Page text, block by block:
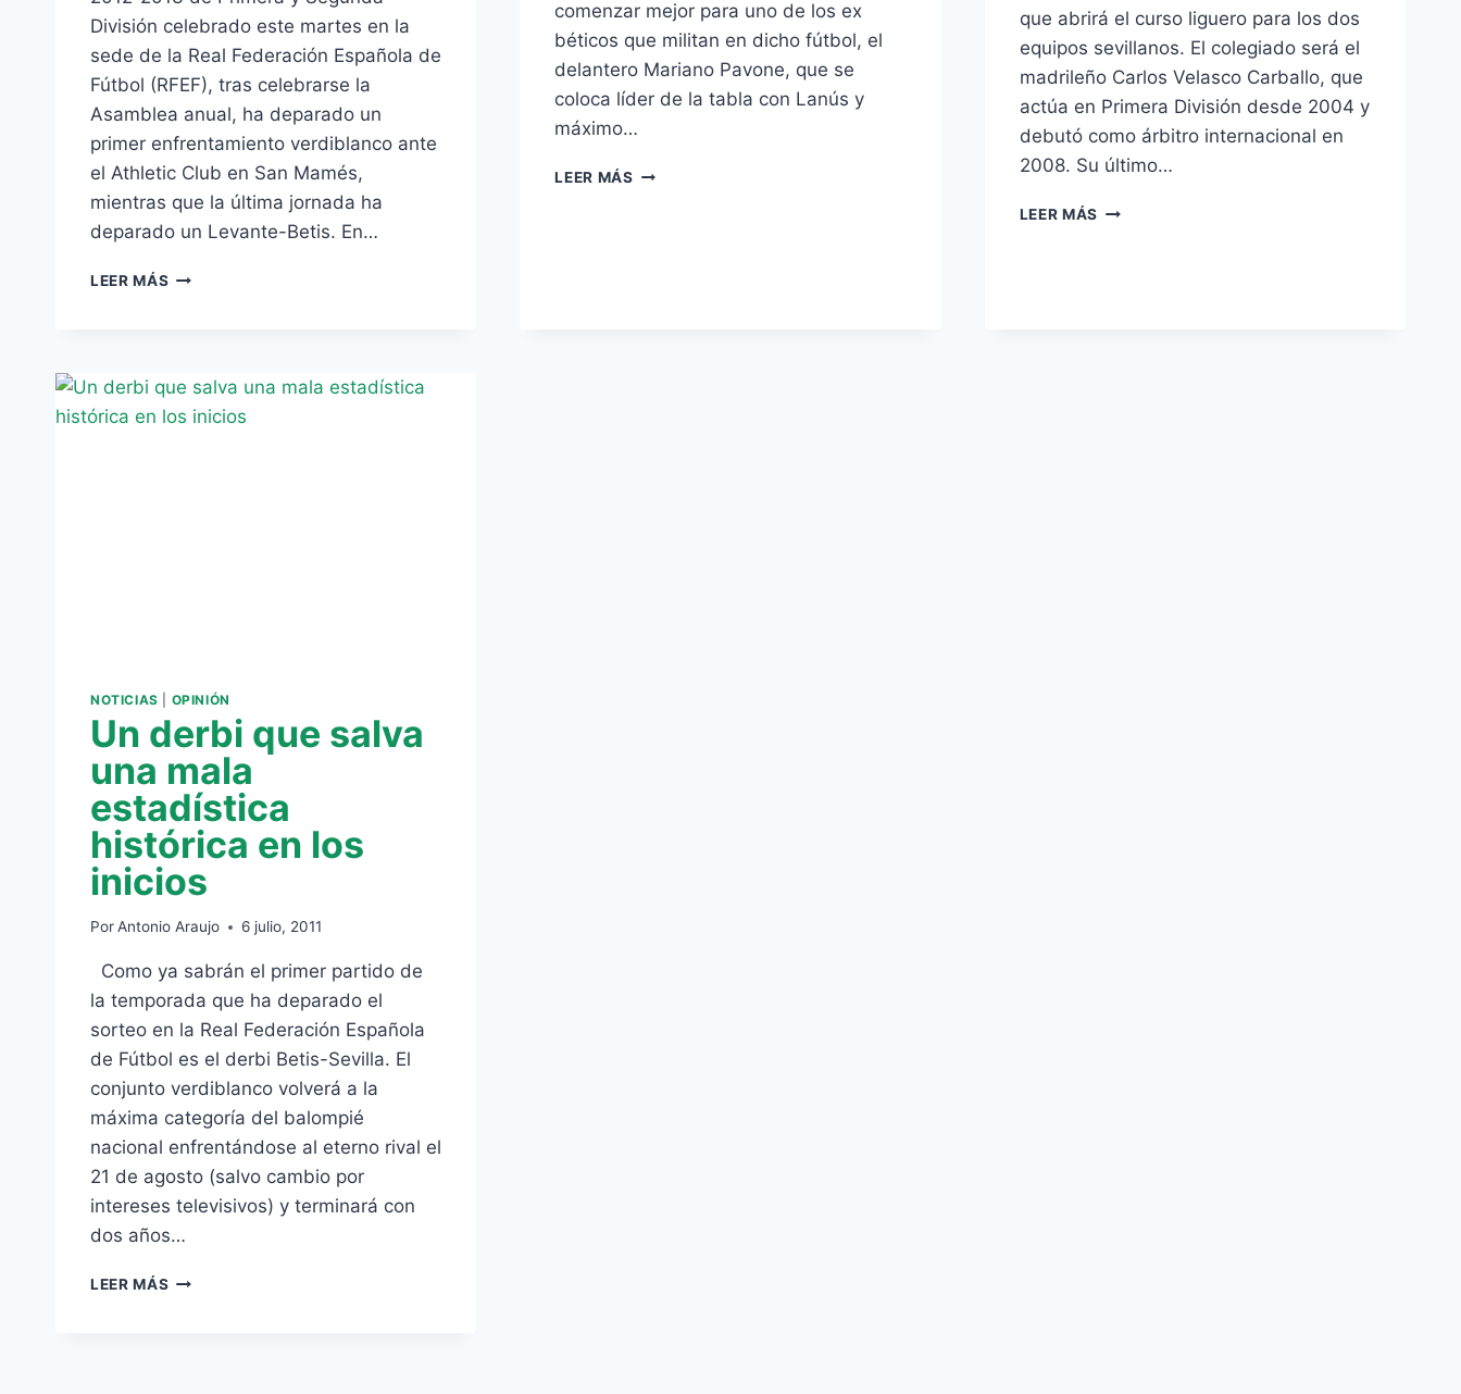
División celebrado este martes en la
sede de la Real Federación Española de
Fútbol (RFEF), tras celebrarse la
Asamblea anual, ha deparado un
primer enfrentamiento verdiblanco ante
el Athletic Club en San Mamés,
mientras que la última jornada ha
deparado un Levante-Betis. En…
LEER MÁS EL
LA
PRÓXIMA
comenzar mejor para uno de los ex
béticos que militan en dicho fútbol, el
delantero Mariano Pavone, que se
coloca líder de la tabla con Lanús y
máximo…
LEER MÁS [VÍDEO]
que abrirá el curso liguero para los dos
equipos sevillanos. El colegiado será el
madrileño Carlos Velasco Carballo, que
actúa en Primera División desde 2004 y
debutó como árbitro internacional en
2008. Su último…
LEER MÁS VELASCO
NOTICIAS OPINIÓN
Un derbi que salva
una mala
estadística
histórica en los
inicios
PorAntonio Araujo 6 julio, 2011
Como ya sabrán el primer partido de
la temporada que ha deparado el
sorteo en la Real Federación Española
de Fútbol es el derbi Betis-Sevilla. El
conjunto verdiblanco volverá a la
máxima categoría del balompié
nacional enfrentándose al eterno rival el
21 de agosto (salvo cambio por
intereses televisivos) y terminará con
dos años…
LEER MÁS UN